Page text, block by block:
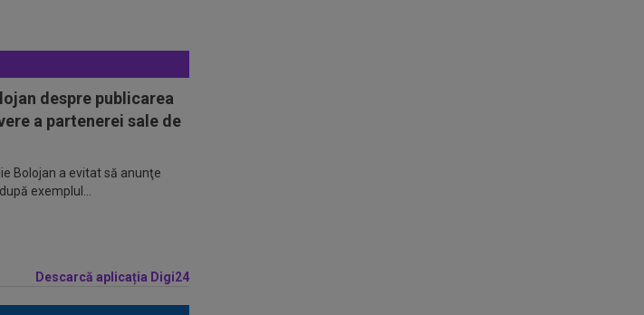
despre publicarea
a partenerei sale de
Bolojan a evitat să anunţe
exemplul...
Descarcă aplicația Digi24